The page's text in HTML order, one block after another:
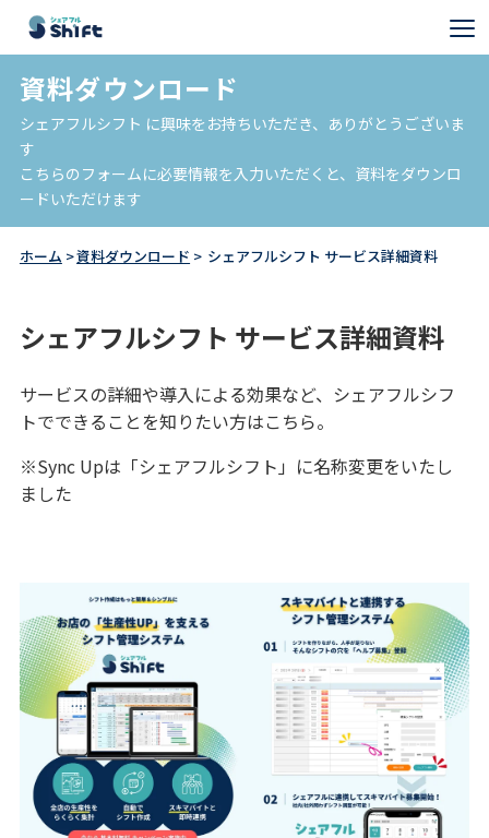
資料ダウンロード
シェアフルシフト に興味をお持ちいただき、ありがとうございま
す
こちらのフォームに必要情報を入力いただくと、資料をダウンロ
ードいただけます
ホーム 資料ダウンロード シェアフルシフト サービス詳細資料
シェアフルシフト サービス詳細資料
サービスの詳細や導入による効果など、シェアフルシフ
トでできることを知りたい方はこちら。
※Sync Upは「シェアフルシフト」に名称変更をいたし
ました